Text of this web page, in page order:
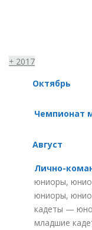
+ 2017
Октябрь
Чемпионат
Август
Лично-
юниоры,
юниоры,
кадеты —
младшие